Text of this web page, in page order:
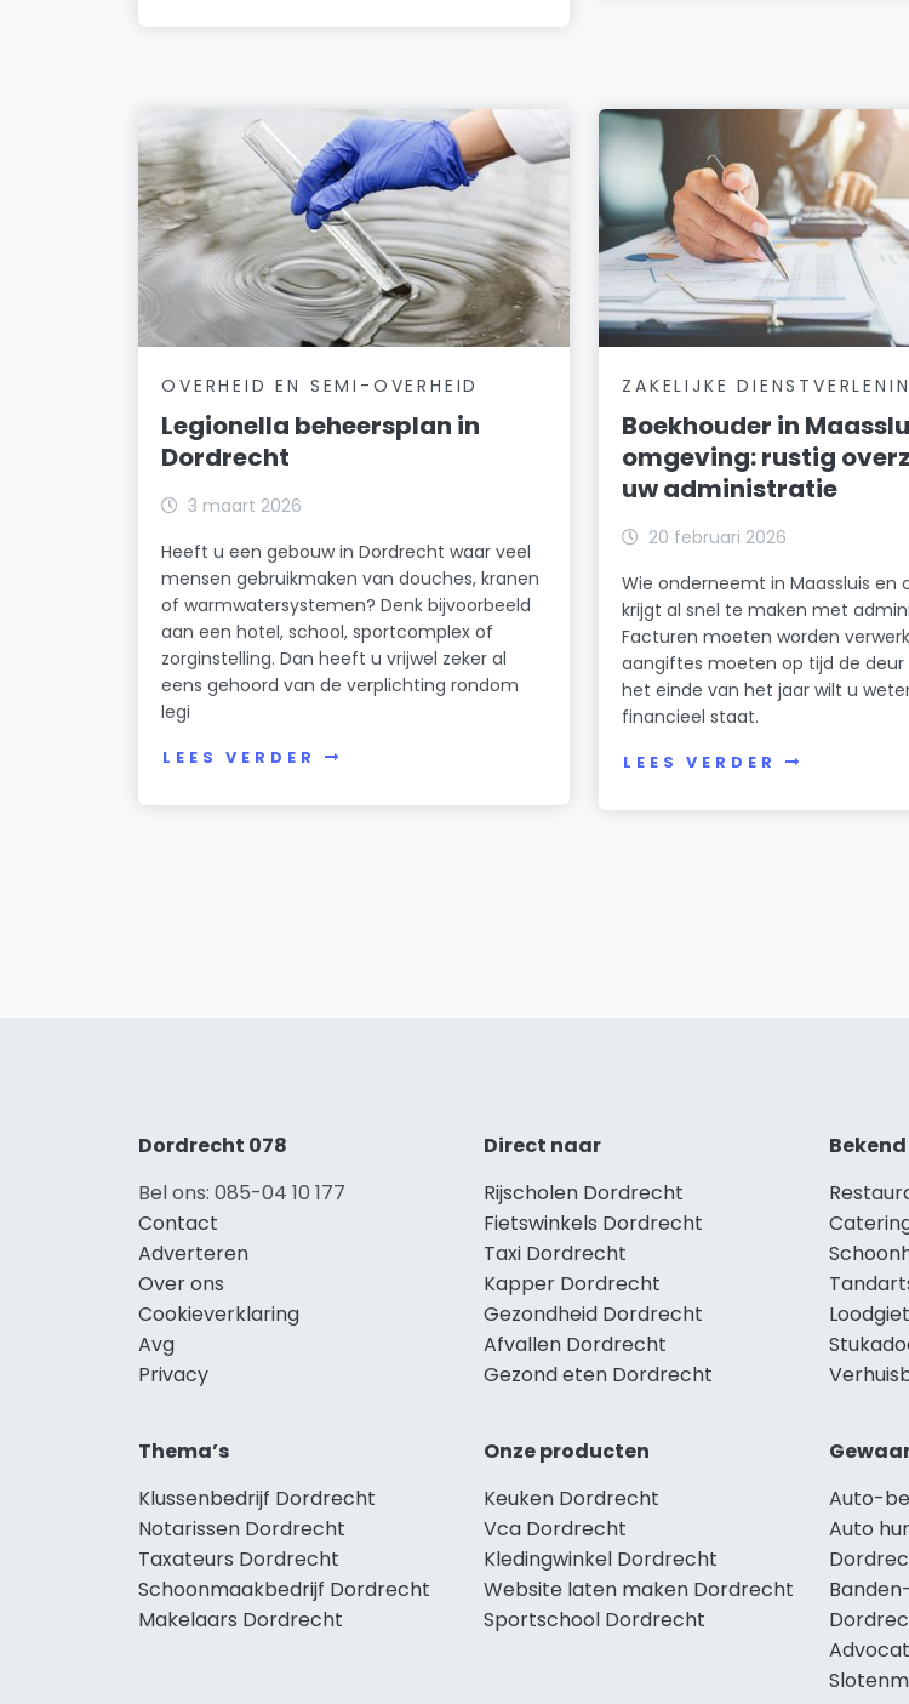
OVERHEID EN SEMI-OVERHEID
Legionella beheersplan in
Dordrecht
3 maart 2026
Heeft u een gebouw in Dordrecht waar veel
mensen gebruikmaken van douches, kranen
of warmwatersystemen? Denk bijvoorbeeld
aan een hotel, school, sportcomplex of
zorginstelling. Dan heeft u vrijwel zeker al
eens gehoord van de verplichting rondom
legi
LEES VERDER
ZAKELIJKE
Boekhouder in
omgeving: rustig
uw administratie
20 februari 2026
Wie onderneemt in Maassluis en
krijgt al snel te maken met
Facturen moeten worden
aangiftes moeten op tijd de deur
het einde van het jaar wilt u
financieel staat.
LEES VERDER
Dordrecht 078
Bel ons: 085-04 10 177
Contact
Adverteren
Over ons
Cookieverklaring
Avg
Privacy
Direct naar
Rijscholen Dordrecht
Fietswinkels Dordrecht
Taxi Dordrecht
Kapper Dordrecht
Gezondheid Dordrecht
Afvallen Dordrecht
Gezond eten Dordrecht
Thema’s
Klussenbedrijf Dordrecht
Notarissen Dordrecht
Taxateurs Dordrecht
Schoonmaakbedrijf Dordrecht
Makelaars Dordrecht
Onze producten
Keuken Dordrecht
Vca Dordrecht
Kledingwinkel Dordrecht
Website laten maken Dordrecht
Sportschool Dordrecht
Auto-
Auto